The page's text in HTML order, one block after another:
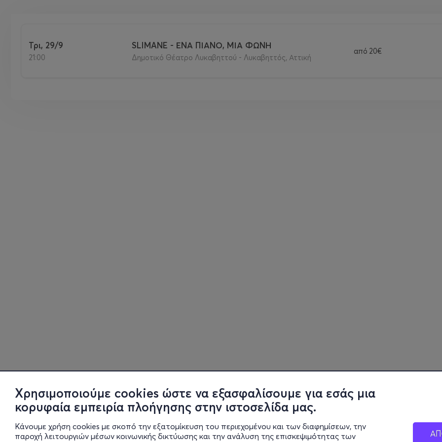
Χρησιμοποιούμε cookies ώστε να εξασφαλίσουμε για εσάς μια
κορυφαία εμπειρία πλοήγησης στην ιστοσελίδα μας.
Κάνουμε χρήση cookies με σκοπό την εξατομίκευση του περιεχομένου και των διαφημίσεων, την
παροχή λειτουργιών μέσων κοινωνικής δικτύωσης και την ανάλυση της επισκεψιμότητας των
Τρι, 29/9
21:00
SLIMANE - ΕΝΑ ΠΙΑΝΟ, ΜΙΑ ΦΩΝΗ
Δημοτικό Θέατρο Λυκαβηττού - Λυκαβηττός, Αττική
από 20€